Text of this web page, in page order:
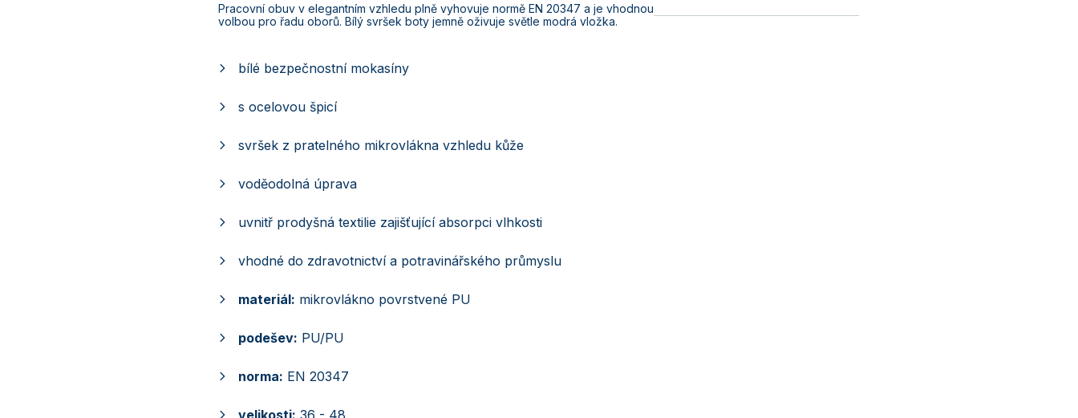
Pracovní obuv v elegantním vzhledu plně vyhovuje normě EN 20347 a je vhodnou
volbou pro řadu oborů. Bílý svršek boty jemně oživuje světle modrá vložka.
bílé bezpečnostní mokasíny
s ocelovou špicí
svršek z pratelného mikrovlákna vzhledu kůže
voděodolná úprava
uvnitř prodyšná textilie zajišťující absorpci vlhkosti
vhodné do zdravotnictví a potravinářského průmyslu
materiál: mikrovlákno povrstvené PU
podešev: PU/PU
norma: EN 20347
velikosti: 36 - 48